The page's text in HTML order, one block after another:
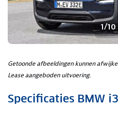
1/10
Getoonde afbeeldingen kunnen
Lease aangeboden uitvoering.
Specificaties BMW i3